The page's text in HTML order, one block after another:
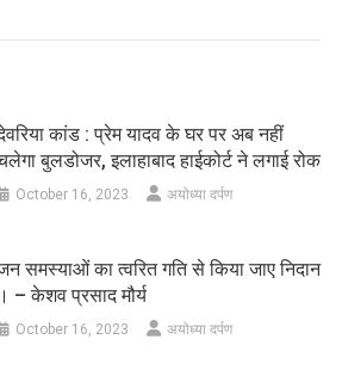
कांड : प्रेम यादव के घर पर अब नहीं
बुलडोजर, इलाहाबाद हाईकोर्ट ने लगाई रोक
October 16, 2023 अयोध्या दर्पण
समस्याओं का त्वरित गति से किया जाए निदान
। – केशव प्रसाद मौर्य
October 16, 2023 अयोध्या दर्पण